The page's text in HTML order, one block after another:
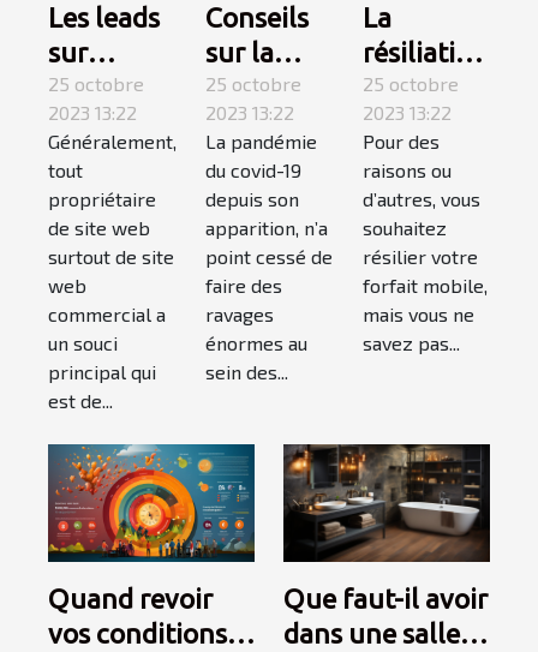
Les leads
sur
internet :
qu’est-ce
que c’est ?
25 octobre
2023 13:22
Généralement,
tout
propriétaire
de site web
surtout de site
web
commercial a
un souci
principal qui
est de...
Conseils
sur la
covid-19 :
suivez-
les !
25 octobre
2023 13:22
La pandémie
du covid-19
depuis son
apparition, n’a
point cessé de
faire des
ravages
énormes au
sein des...
La
résiliation
téléphone
mobile,
comment
ça
marche ?
25 octobre
2023 13:22
Pour des
raisons ou
d’autres, vous
souhaitez
résilier votre
forfait mobile,
mais vous ne
savez pas...
Quand revoir
vos conditions
Que faut-il avoir
dans une salle